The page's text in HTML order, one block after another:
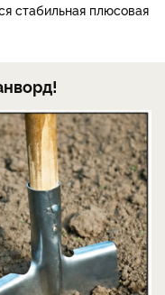
стабильная плюсовая